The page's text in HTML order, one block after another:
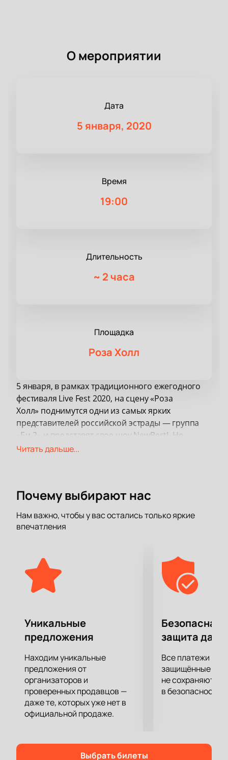
О мероприятии
Дата
5 января, 2020
Время
19:00
Длительность
~ 2 часа
Площадка
Роза Холл
5 января, в рамках традиционного ежегодного
фестиваля Live Fest 2020, на сцену «Роза
Холл» поднимутся одни из самых ярких
представителей российской эстрады — группа
«Би-2» и представят свое шоу NewBest! Не
упустите возможность провести новогодние
коллектива — Шура Би-2 и Лёва Би-2 каждый раз
своей музыки. Из последних открытий —
исполнение композиций вместе с
музыки с помощью классического звучания
скрипичных инструментов, непревзойденный
вокал и безудержный драйв — все это ждет
зрителей на новом грандиозном шоу NewBest.
Читать дальше...
Почему выбирают нас
Нам важно, чтобы у вас остались только яркие
впечатления
Уникальные
предложения
Находим уникальные
предложения от
организаторов и
проверенных продавцов —
даже те, которых уже нет в
официальной продаже.
Безопасная
защита
Все платежи
защищённые
не сохраняются
в безопасности.
Выбрать билеты